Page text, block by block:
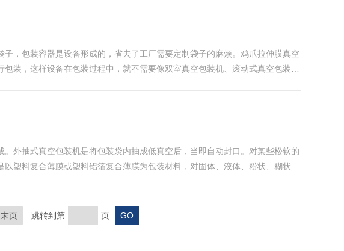
，包装容器是设备形成的，省去了工厂需要定制袋子的麻烦。鸡爪拉伸膜真空
装，这样设备在包装过程中，就不需要像双室真空包装机、滚动式真空包装机
外抽式真空包装机是将包装袋内抽成低真空后，当即自动封口。对某些松软的
塑料复合薄膜或塑料铝箔复合薄膜为包装材料，对固体、液体、粉状、糊状的
末页 跳转到第 页